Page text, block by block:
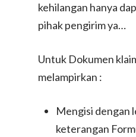
kehilangan hanya
pihak pengirim ya…
Untuk Dokumen
melampirkan :
Mengisi dengan
keterangan